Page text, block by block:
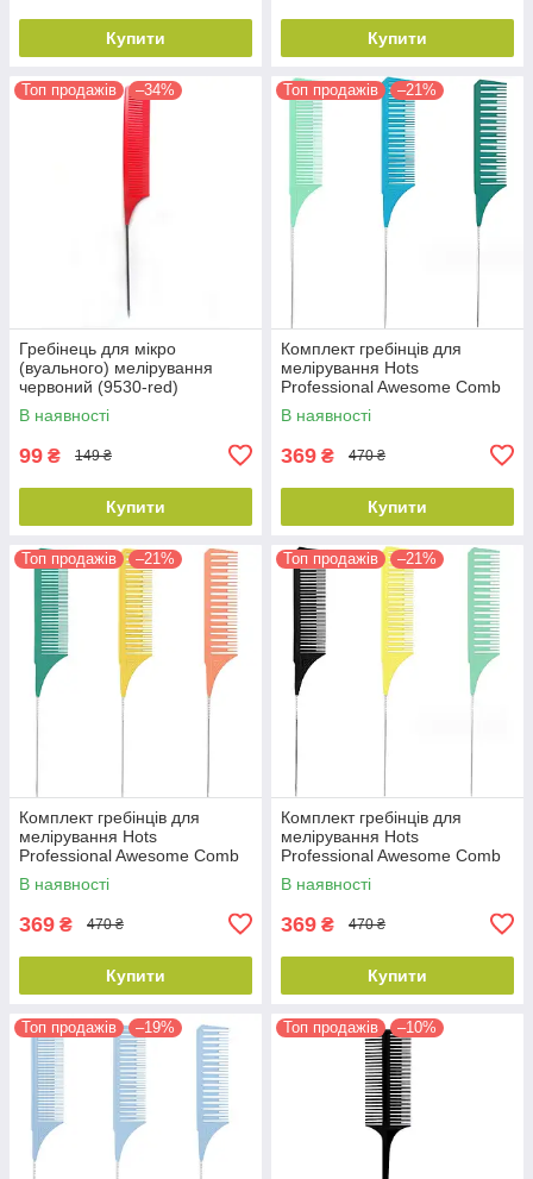
Купити Купити
Топ продажів –34%
Гребінець для мікро
(вуального) мелірування
червоний (9530-red)
В наявності
99 ₴ 149 ₴
Купити
Топ продажів –21%
Комплект гребінців для
мелірування Hots
Professional Awesome Comb
Mint/Blue/Green, 3 шт
(HP98002)
В наявності
369 ₴ 470 ₴
Купити
Топ продажів –21%
Комплект гребінців для
мелірування Hots
Professional Awesome Comb
Coral/Green/Yellow 3 шт
(HP98006)
В наявності
369 ₴ 470 ₴
Купити
Топ продажів –21%
Комплект гребінців для
мелірування Hots
Professional Awesome Comb
Yellow/Black/Mint, 3 шт
(HP98001)
В наявності
369 ₴ 470 ₴
Купити
Топ продажів –19% Топ продажів –10%